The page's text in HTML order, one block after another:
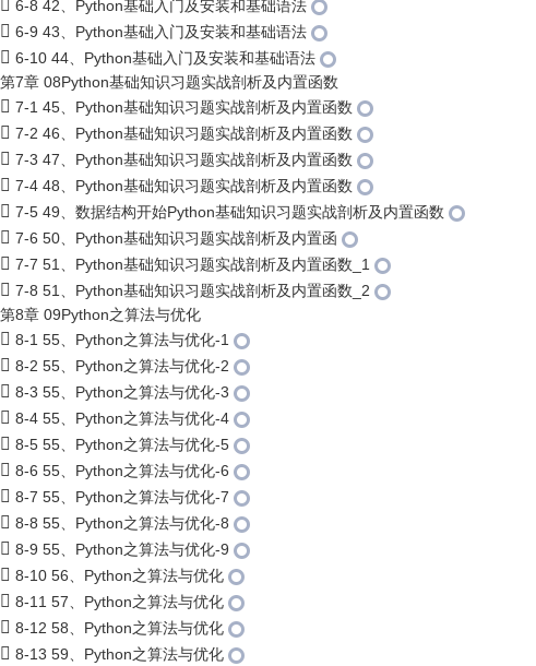
6-8 42、Python基础入门及安装和基础语法
6-9 43、Python基础入门及安装和基础语法
6-10 44、Python基础入门及安装和基础语法
第7章 08Python基础知识习题实战剖析及内置函数
7-1 45、Python基础知识习题实战剖析及内置函数
7-2 46、Python基础知识习题实战剖析及内置函数
7-3 47、Python基础知识习题实战剖析及内置函数
7-4 48、Python基础知识习题实战剖析及内置函数
7-5 49、数据结构开始Python基础知识习题实战剖析及内置函数
7-6 50、Python基础知识习题实战剖析及内置函
7-7 51、Python基础知识习题实战剖析及内置函数_1
7-8 51、Python基础知识习题实战剖析及内置函数_2
第8章 09Python之算法与优化
8-1 55、Python之算法与优化-1
8-2 55、Python之算法与优化-2
8-3 55、Python之算法与优化-3
8-4 55、Python之算法与优化-4
8-5 55、Python之算法与优化-5
8-6 55、Python之算法与优化-6
8-7 55、Python之算法与优化-7
8-8 55、Python之算法与优化-8
8-9 55、Python之算法与优化-9
8-10 56、Python之算法与优化
8-11 57、Python之算法与优化
8-12 58、Python之算法与优化
8-13 59、Python之算法与优化